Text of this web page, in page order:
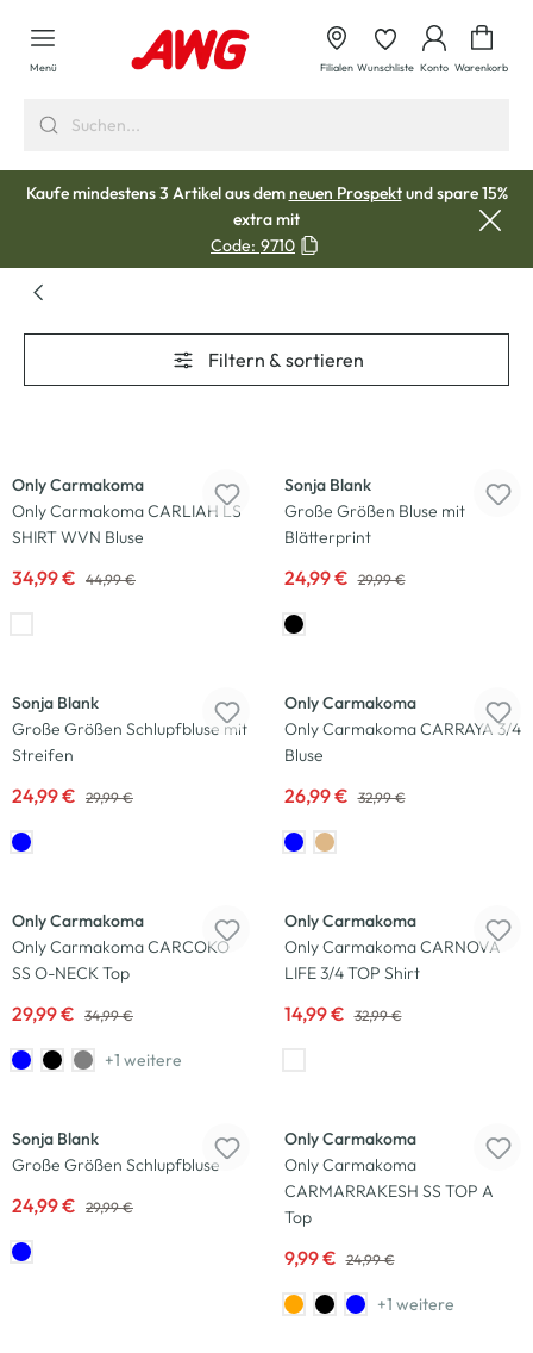
springen
Menü Filialen Wunschliste Konto Warenkorb
Kaufe mindestens 3 Artikel aus demneuen Prospektund spare 15%
extra mit
Code: 9710
Filtern & sortieren
Only Carmakoma
Only Carmakoma CARLIAH LS
SHIRT WVN Bluse
34,99 € 44,99 €
Sonja Blank
Große Größen Bluse mit
Blätterprint
24,99 € 29,99 €
Sonja Blank
Große Größen Schlupfbluse mit
Streifen
24,99 € 29,99 €
Only Carmakoma
Only Carmakoma CARRAYA 3/4
Bluse
26,99 € 32,99 €
Only Carmakoma
Only Carmakoma CARCOKO
SS O-NECK Top
29,99 € 34,99 €
+1 weitere
Only Carmakoma
Only Carmakoma CARNOVA
LIFE 3/4 TOP Shirt
14,99 € 32,99 €
Sonja Blank
Große Größen Schlupfbluse
24,99 € 29,99 €
Only Carmakoma
Only Carmakoma
CARMARRAKESH SS TOP A
Top
9,99 € 24,99 €
+1 weitere